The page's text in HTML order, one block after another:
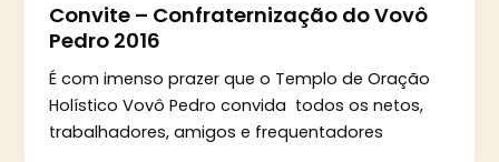
Convite – Confraternização do Vovô
Pedro 2016
É com imenso prazer que o Templo de Oração
Holístico Vovô Pedro convida todos os netos,
trabalhadores, amigos e frequentadores